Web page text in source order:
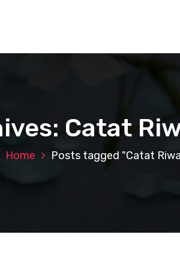
Catat
Home Posts tagged "Catat